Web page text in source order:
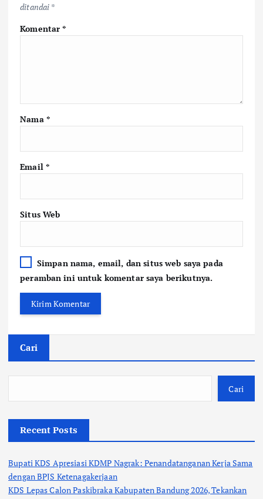
ditandai *
Komentar*
Nama *
Email *
Situs Web
Simpan nama, email, dan situs web saya pada
peramban ini untuk komentar saya berikutnya.
Cari
Cari
Recent Posts
Bupati KDS Apresiasi KDMP Nagrak: Penandatanganan Kerja Sama
dengan BPJS Ketenagakerjaan
KDS Lepas Calon Paskibraka Kabupaten Bandung 2026, Tekankan